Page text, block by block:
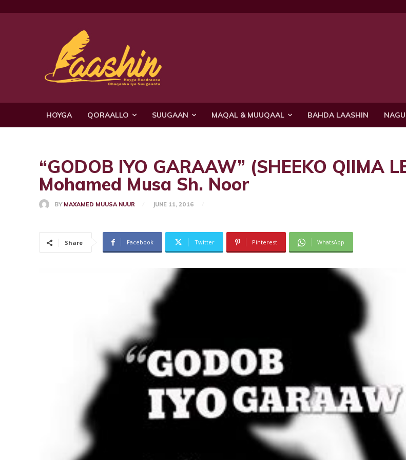
HOYGA QORAALLO SUUGAAN MAQAL & MUUQAAL BAHDA LAASHIN
“GODOB IYO GARAAW” (SHEEKO QIIMA
Mohamed Musa Sh. Noor
BY MAXAMED MUUSA NUUR JUNE 11, 2016
Share Facebook Twitter Pinterest WhatsApp